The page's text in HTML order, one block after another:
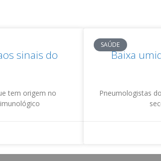
sinais do
tem origem no
SAÚDE
Baixa
Pneumologistas